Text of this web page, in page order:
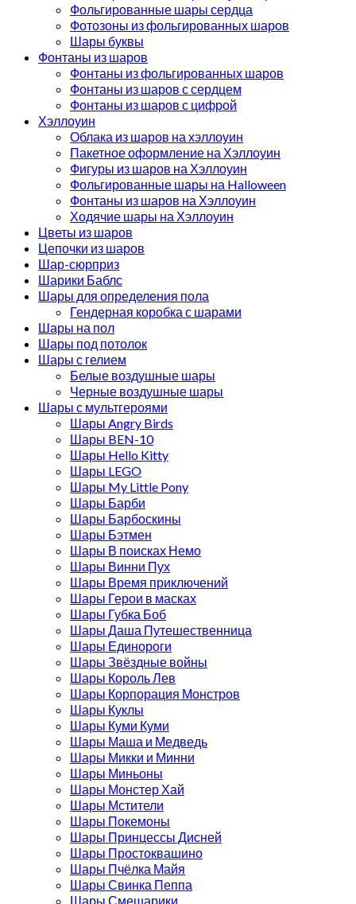
Фольгированные шары сердца
Фотозоны из фольгированных шаров
Шары буквы
Фонтаны из шаров
Фонтаны из фольгированных шаров
Фонтаны из шаров с сердцем
Фонтаны из шаров с цифрой
Хэллоуин
Облака из шаров на хэллоуин
Пакетное оформление на Хэллоуин
Фигуры из шаров на Хэллоуин
Фольгированные шары на Halloween
Фонтаны из шаров на Хэллоуин
Ходячие шары на Хэллоуин
Цветы из шаров
Цепочки из шаров
Шар-сюрприз
Шарики Баблс
Шары для определения пола
Гендерная коробка с шарами
Шары на пол
Шары под потолок
Шары с гелием
Белые воздушные шары
Черные воздушные шары
Шары с мультгероями
Шары Angry Birds
Шары BEN-10
Шары Hello Kitty
Шары LEGO
Шары My Little Pony
Шары Барби
Шары Барбоскины
Шары Бэтмен
Шары В поисках Немо
Шары Винни Пух
Шары Время приключений
Шары Герои в масках
Шары Губка Боб
Шары Даша Путешественница
Шары Единороги
Шары Звёздные войны
Шары Король Лев
Шары Корпорация Монстров
Шары Куклы
Шары Куми Куми
Шары Маша и Медведь
Шары Микки и Минни
Шары Миньоны
Шары Монстер Хай
Шары Мстители
Шары Покемоны
Шары Принцессы Дисней
Шары Простоквашино
Шары Пчёлка Майя
Шары Свинка Пеппа
Шары Смешарики